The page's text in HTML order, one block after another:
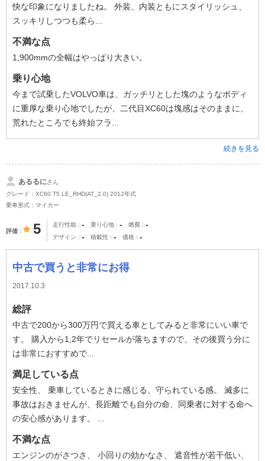
快な印象になりましたね。 外装、内装ともにスタイリッシュ、
スッキリしつつも柔ら...
不満な点
1,900mmの全幅はやっぱり大きい。
乗り心地
今まで試乗したVOLVO車は、ガッチリとした塊のようなボディ
に重厚な乗り心地でしたが、二代目XC60は塊感はそのままに、
荒れたところでも終始フラ...
続きを見る
あるるにさん
グレード：XC60 T5 LE_RHD(AT_2.0) 2012年式
乗車形式：マイカー
評価 5 走行性能 - 乗り心地 - 燃費 -
デザイン - 積載性 - 価格 -
中古で買うと非常にお得
2017.10.3
総評
中古で200から300万円で買える車としてみると非常にいい車で
す。 購入から1,2年でリセールが落ちますので、その後買う分に
は非常におすすめで...
満足している点
安全性、 乗車しているときに感じる、守られている感。 滅多に
事故はおきませんが、長距離でも自分の命、同乗者に対する命へ
の安心感があります。 ...
不満な点
エンジンのがさつさ、 小回りの効かなさ、 遮音性が若干低い、